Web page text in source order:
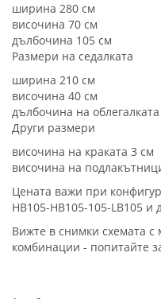
ширина 280 см
височина 70 см
дълбочина 105 см
Размери на седалката
ширина 210 см
височина 40 см
дълбочина на
Други размери
височина на краката 3 см
височина на
Цената важи при
HB105-HB105-105-LB105 и
Вижте в снимки схемата с
комбинации - попитайте